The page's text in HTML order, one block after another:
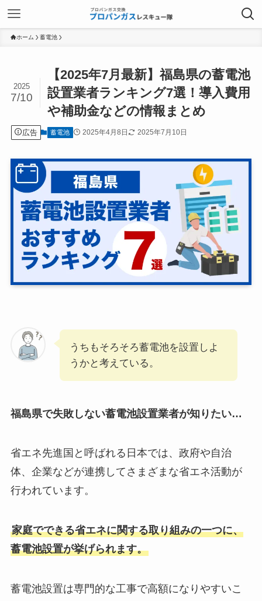
ホーム 蓄電池
【2025年7月最新】福島県の蓄電池
設置業者ランキング7選！導入費用
や補助金などの情報まとめ
2025
7/10
広告 蓄電池 2025年4月8日 2025年7月10日
うちもそろそろ蓄電池を設置しよ
うかと考えている。
福島県で失敗しない蓄電池設置業者が知りたい…
省エネ先進国と呼ばれる日本では、政府や自治
体、企業などが連携してさまざまな省エネ活動が
行われています。
家庭でできる省エネに関する取り組みの一つに、
蓄電池設置が挙げられます。
蓄電池設置は専門的な工事で高額になりやすいこ